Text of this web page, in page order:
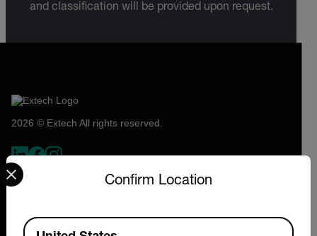
and classification will be provided upon request.
2026 © Extech All rights reserved.
Confirm Location
Select your preferred country and language from the
Available Locations